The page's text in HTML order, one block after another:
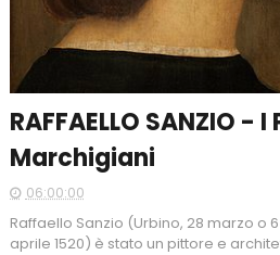
RAFFAELLO SANZIO -
Marchigiani
06:00:00
Raffaello Sanzio (Urbino, 28 marzo o
aprile 1520) è stato un pittore e